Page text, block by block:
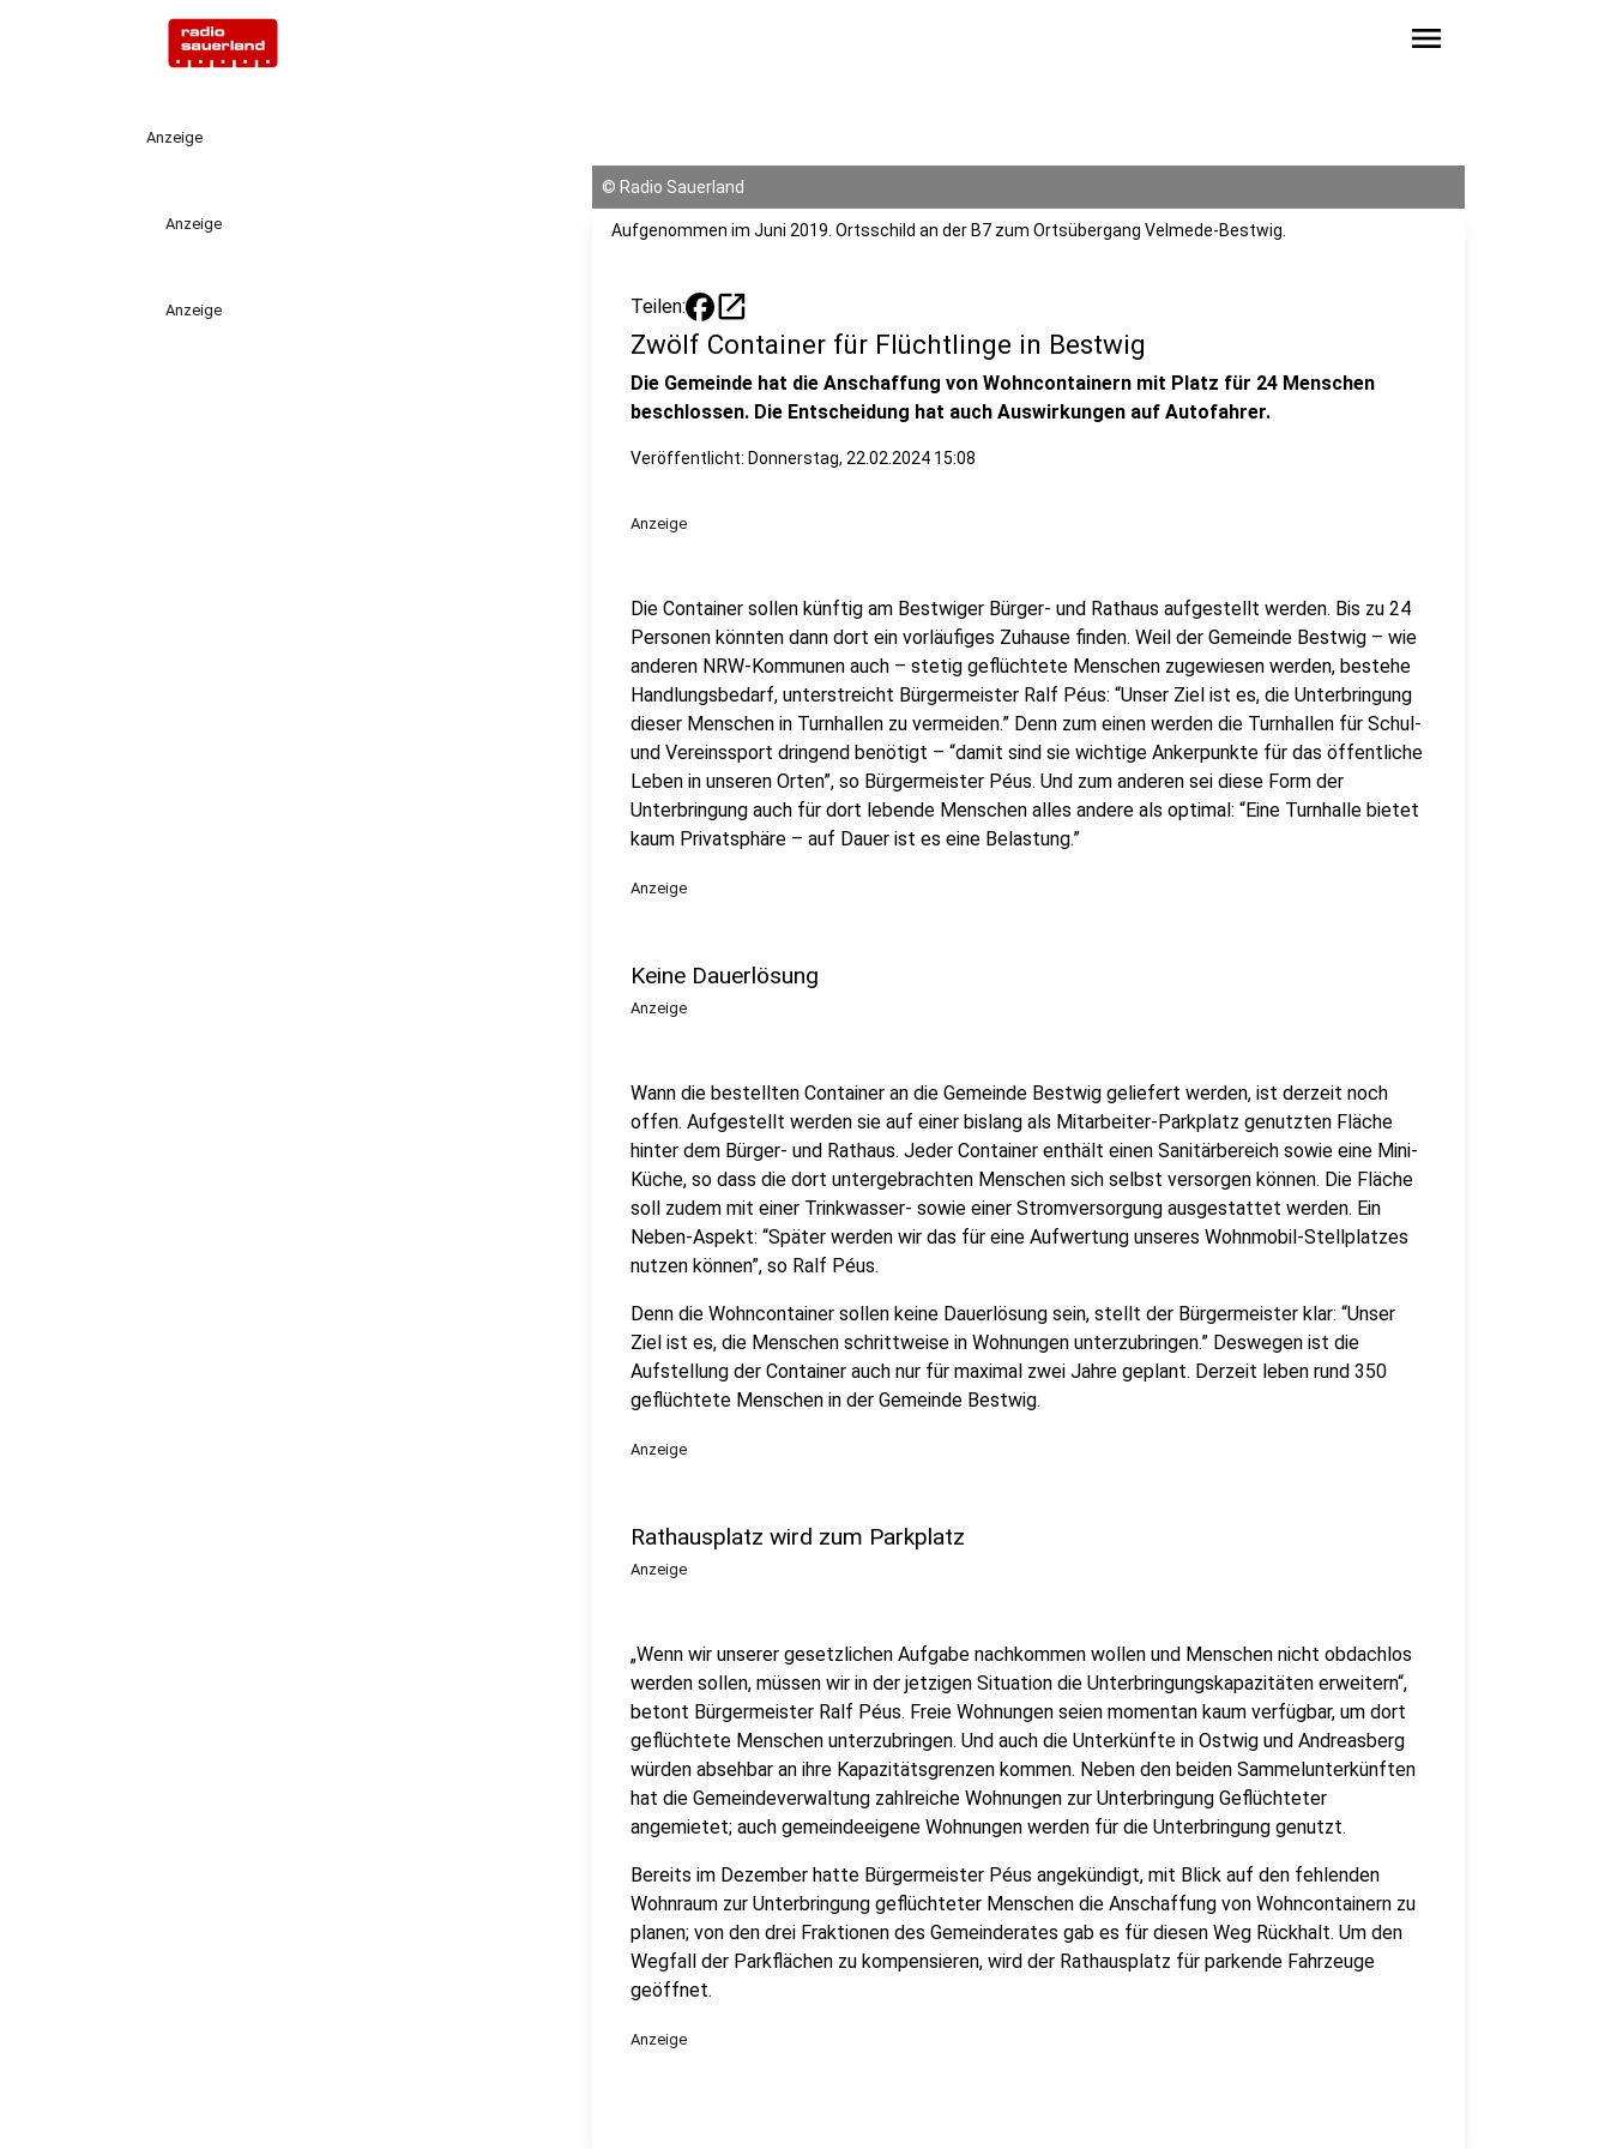
menu
Anzeige
Anzeige
Anzeige
© Radio Sauerland
Aufgenommen im Juni 2019. Ortsschild an der B7 zum Ortsübergang Velmede-Bestwig.
Teilen: open_in_new
Zwölf Container für Flüchtlinge in Bestwig
Die Gemeinde hat die Anschaffung von Wohncontainern mit Platz für 24 Menschen
beschlossen. Die Entscheidung hat auch Auswirkungen auf Autofahrer.
Veröffentlicht: Donnerstag, 22.02.2024 15:08
Anzeige
Die Container sollen künftig am Bestwiger Bürger- und Rathaus aufgestellt werden. Bis zu 24
Personen könnten dann dort ein vorläufiges Zuhause finden. Weil der Gemeinde Bestwig – wie
anderen NRW-Kommunen auch – stetig geflüchtete Menschen zugewiesen werden, bestehe
Handlungsbedarf, unterstreicht Bürgermeister Ralf Péus: “Unser Ziel ist es, die Unterbringung
dieser Menschen in Turnhallen zu vermeiden.” Denn zum einen werden die Turnhallen für Schul-
und Vereinssport dringend benötigt – “damit sind sie wichtige Ankerpunkte für das öffentliche
Leben in unseren Orten”, so Bürgermeister Péus. Und zum anderen sei diese Form der
Unterbringung auch für dort lebende Menschen alles andere als optimal: “Eine Turnhalle bietet
kaum Privatsphäre – auf Dauer ist es eine Belastung.”
Anzeige
Keine Dauerlösung
Anzeige
Wann die bestellten Container an die Gemeinde Bestwig geliefert werden, ist derzeit noch
offen. Aufgestellt werden sie auf einer bislang als Mitarbeiter-Parkplatz genutzten Fläche
hinter dem Bürger- und Rathaus. Jeder Container enthält einen Sanitärbereich sowie eine Mini-
Küche, so dass die dort untergebrachten Menschen sich selbst versorgen können. Die Fläche
soll zudem mit einer Trinkwasser- sowie einer Stromversorgung ausgestattet werden. Ein
Neben-Aspekt: “Später werden wir das für eine Aufwertung unseres Wohnmobil-Stellplatzes
nutzen können”, so Ralf Péus.
Denn die Wohncontainer sollen keine Dauerlösung sein, stellt der Bürgermeister klar: “Unser
Ziel ist es, die Menschen schrittweise in Wohnungen unterzubringen.” Deswegen ist die
Aufstellung der Container auch nur für maximal zwei Jahre geplant. Derzeit leben rund 350
geflüchtete Menschen in der Gemeinde Bestwig.
Anzeige
Rathausplatz wird zum Parkplatz
Anzeige
„Wenn wir unserer gesetzlichen Aufgabe nachkommen wollen und Menschen nicht obdachlos
werden sollen, müssen wir in der jetzigen Situation die Unterbringungskapazitäten erweitern“,
betont Bürgermeister Ralf Péus. Freie Wohnungen seien momentan kaum verfügbar, um dort
geflüchtete Menschen unterzubringen. Und auch die Unterkünfte in Ostwig und Andreasberg
würden absehbar an ihre Kapazitätsgrenzen kommen. Neben den beiden Sammelunterkünften
hat die Gemeindeverwaltung zahlreiche Wohnungen zur Unterbringung Geflüchteter
angemietet; auch gemeindeeigene Wohnungen werden für die Unterbringung genutzt.
Bereits im Dezember hatte Bürgermeister Péus angekündigt, mit Blick auf den fehlenden
Wohnraum zur Unterbringung geflüchteter Menschen die Anschaffung von Wohncontainern zu
planen; von den drei Fraktionen des Gemeinderates gab es für diesen Weg Rückhalt. Um den
Wegfall der Parkflächen zu kompensieren, wird der Rathausplatz für parkende Fahrzeuge
geöffnet.
Anzeige